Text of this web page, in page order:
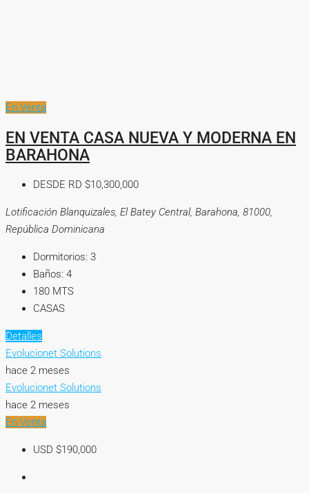
En Venta
EN VENTA CASA NUEVA Y MODERNA EN
BARAHONA
DESDE RD $10,300,000
Lotificación Blanquizales, El Batey Central, Barahona, 81000,
República Dominicana
Dormitorios: 3
Baños: 4
180 MTS
CASAS
Detalles
Evolucionet Solutions
hace 2 meses
Evolucionet Solutions
hace 2 meses
En Venta
USD $190,000